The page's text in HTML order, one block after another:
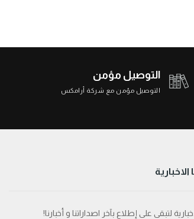
التوصيل مؤمن
التوصيل مؤمن مع شركة أرامكس
لتبقى على إطلاع بآخر اصداراتنا و أخبارنا!